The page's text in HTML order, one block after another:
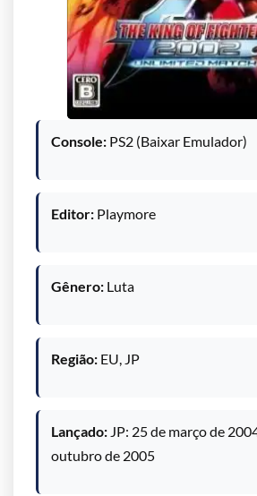
Console: PS2 (Baixar Emulador)
Editor: Playmore
Gênero: Luta
Região: EU, JP
Lançado: JP: 25 de março de
outubro de 2005